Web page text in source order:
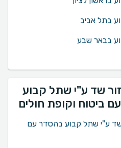
בתל אביב
בבאר שבע
שד ע"י שתל קבוע
ביטוח וקופת חולים
ע"י שתל קבוע בהסדר עם